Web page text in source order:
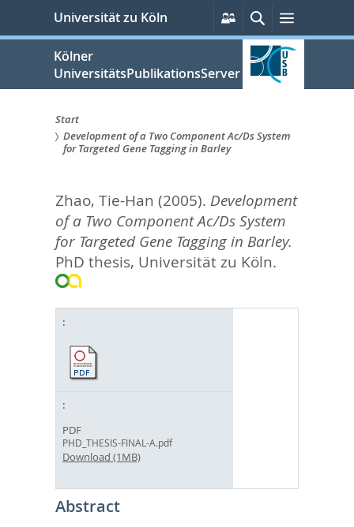
springen
Universität zu Köln
Persönliche
Services
SucheMenü
Kölner
UniversitätsPublikationsServer
Sie
hier:
Start
Development of a Two Component Ac/Ds System
for Targeted Gene Tagging in Barley
Zhao, Tie-Han (2005). Development
of a Two Component Ac/Ds System
for Targeted Gene Tagging in Barley.
PhD thesis, Universität zu Köln.
PDF
PHD_THESIS-FINAL-A.pdf
Download (1MB)
Abstract